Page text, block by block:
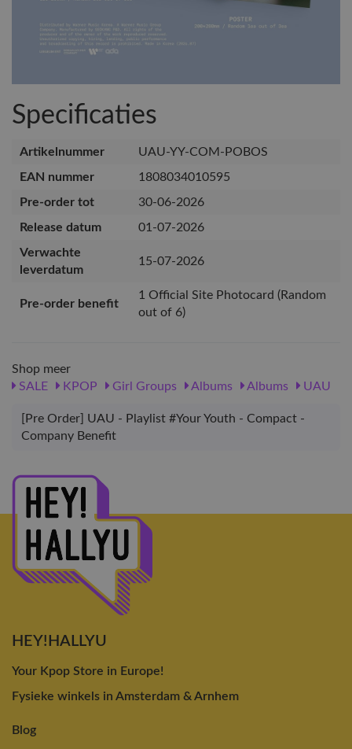
Specificaties
Artikelnummer
UAU-YY-COM-POBOS
EAN nummer
1808034010595
Pre-order tot
30-06-2026
Release datum
01-07-2026
Verwachte
leverdatum
15-07-2026
Pre-order benefit
1 Official Site Photocard (Random
out of 6)
Shop meer
SALE
KPOP Girl Groups Albums Albums UAU
[Pre Order] UAU - Playlist #Your Youth - Compact -
Company Benefit
HEY!HALLYU
Your Kpop Store in Europe!
Fysieke winkels in Amsterdam & Arnhem
Blog